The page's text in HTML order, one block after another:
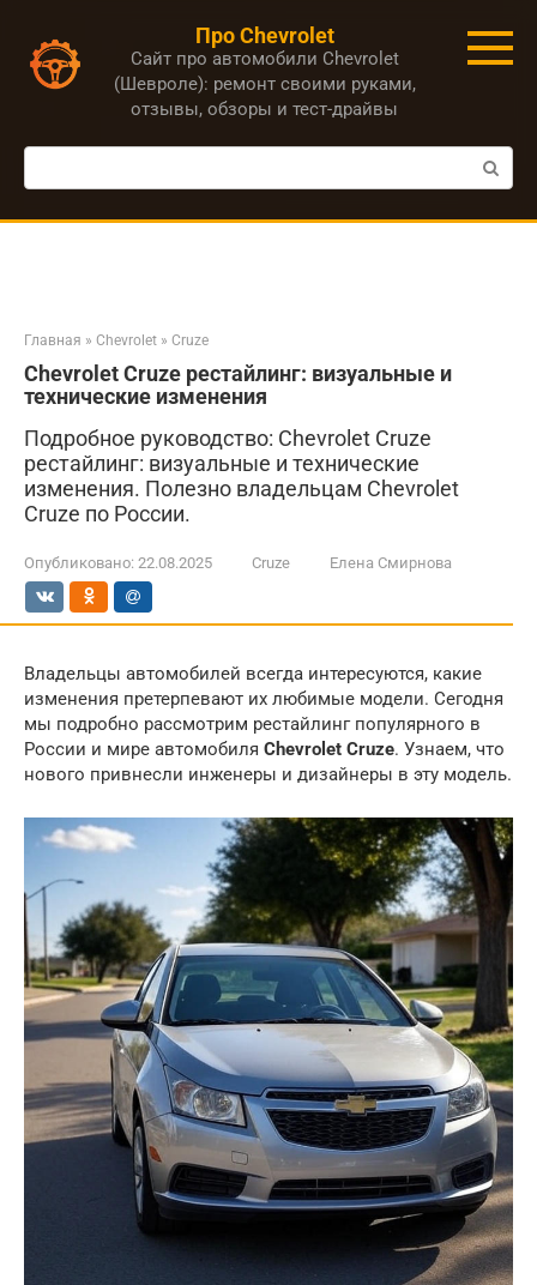
контенту
Про Chevrolet
Сайт про автомобили Chevrolet
(Шевроле): ремонт своими руками,
отзывы, обзоры и тест-драйвы
Поиск:
Главная » Chevrolet » Cruze
Chevrolet Cruze рестайлинг: визуальные и
технические изменения
Подробное руководство: Chevrolet Cruze
рестайлинг: визуальные и технические
изменения. Полезно владельцам Chevrolet
Cruze по России.
Опубликовано: 22.08.2025 Cruze Елена Смирнова
Владельцы автомобилей всегда интересуются, какие
изменения претерпевают их любимые модели. Сегодня
мы подробно рассмотрим рестайлинг популярного в
России и мире автомобиля Chevrolet Cruze. Узнаем, что
нового привнесли инженеры и дизайнеры в эту модель.